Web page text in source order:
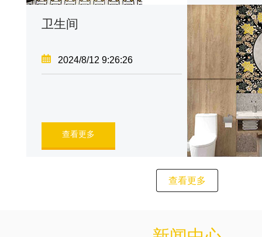
卫生间
2024/8/12 9:26:26
查看更多
查看更多